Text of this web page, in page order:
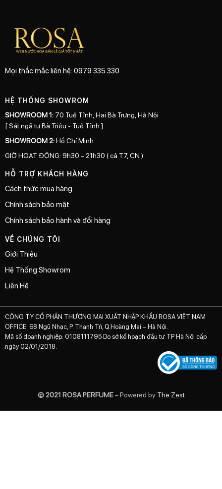
Mọi thắc mắc liên hệ: 0979 335 330
HỆ THỐNG SHOWROM
SHOWROOM 1: 70 Tuệ Tĩnh, Hai Bà Trưng, Hà Nội
[ Sát ngã tư Bà Triệu - Tuệ Tĩnh ]
SHOWROOM 2:Hồ Chí Minh
GIỜ HOẠT ĐỘNG: 9h30 – 21h30 ( cả T7, CN )
HỖ TRỢ KHÁCH HÀNG
Cách thức mua hàng
Chính sách bảo mật
Chính sách bảo hành và đổi hàng
VỀ CHÚNG TÔI
Giới Thiệu
Hệ Thống Showrom
Liên Hệ
CÔNG TY CỔ PHẦN THƯƠNG MẠI XUẤT NHẬP KHẨU ROSA VIỆT NAM
OFFICE: 68 Ngũ Nhạc, P. Thanh Trì, Q.Hoàng Mai – Hà Nội.
Mã số doanh nghiệp: 0108111795 Do sở kế hoạch đầu tư TP Hà Nội cấp
ngày 02/01/2018.
© 2021 ROSA PERFUME– Powered byThe Zest